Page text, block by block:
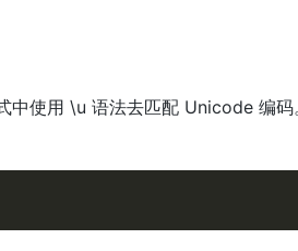
使用 \u 语法去匹配 Unicode 编码